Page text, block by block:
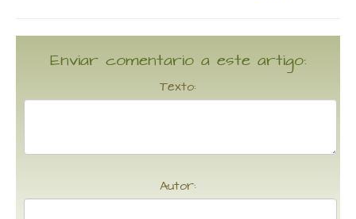
Enviar comentario a este artigo:
Texto:
Autor: